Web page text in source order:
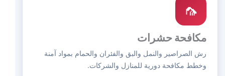
🦟
مكافحة حشرات
رش الصراصير والنمل والبق والفئران والحمام بمواد آمنة
وخطط مكافحة دورية للمنازل والشركات.